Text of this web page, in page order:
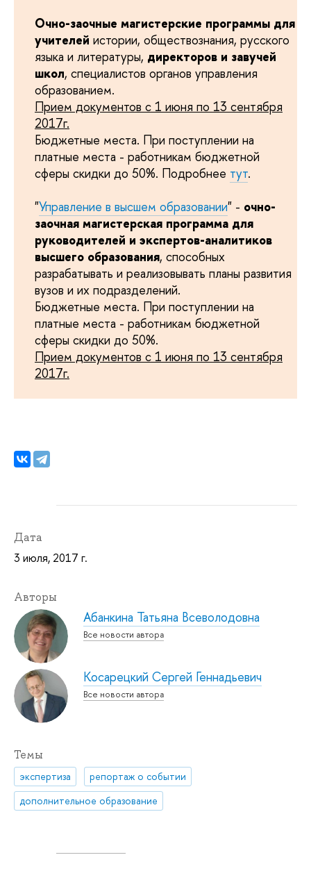
Очно-заочные магистерские программы для
учителей истории, обществознания, русского
языка и литературы, директоров и завучей
школ, специалистов органов управления
образованием.
Прием документов с 1 июня по 13 сентября
2017г.
Бюджетные места. При поступлении на
платные места - работникам бюджетной
сферы скидки до 50%. Подробнее тут.
"Управление в высшем образовании" - очно-
заочная магистерская программа для
руководителей и экспертов-аналитиков
высшего образования, способных
разрабатывать и реализовывать планы развития
вузов и их подразделений.
Бюджетные места. При поступлении на
платные места - работникам бюджетной
сферы скидки до 50%.
Прием документов с 1 июня по 13 сентября
2017г.
Дата
3 июля, 2017 г.
Авторы
Абанкина Татьяна Всеволодовна
Все новости автора
Косарецкий Сергей Геннадьевич
Все новости автора
Темы
экспертиза
репортаж о событии
дополнительное образование